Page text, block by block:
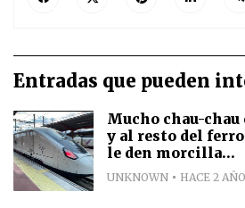
Entradas que pueden
Mucho chau-chau
y al resto del
le den morcilla...
UNKNOWN HACE 2